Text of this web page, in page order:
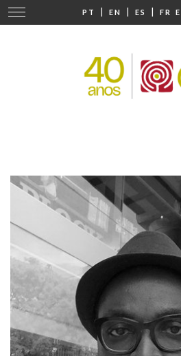
PT | EN | ES | FR
Mudar
navegação